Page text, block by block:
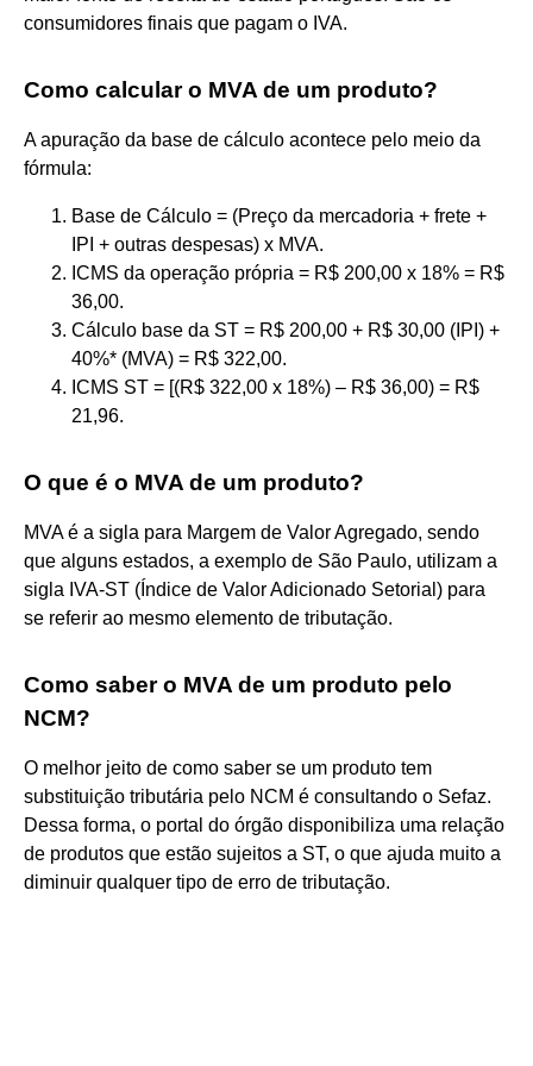
consumidores finais que pagam o IVA.
Como calcular o MVA de um produto?
A apuração da base de cálculo acontece pelo meio da
fórmula:
Base de Cálculo = (Preço da mercadoria + frete +
IPI + outras despesas) x MVA.
ICMS da operação própria = R$ 200,00 x 18% = R$
36,00.
Cálculo base da ST = R$ 200,00 + R$ 30,00 (IPI) +
40%* (MVA) = R$ 322,00.
ICMS ST = [(R$ 322,00 x 18%) – R$ 36,00) = R$
21,96.
O que é o MVA de um produto?
MVA é a sigla para Margem de Valor Agregado, sendo
que alguns estados, a exemplo de São Paulo, utilizam a
sigla IVA-ST (Índice de Valor Adicionado Setorial) para
se referir ao mesmo elemento de tributação.
Como saber o MVA de um produto pelo
NCM?
O melhor jeito de como saber se um produto tem
substituição tributária pelo NCM é consultando o Sefaz.
Dessa forma, o portal do órgão disponibiliza uma relação
de produtos que estão sujeitos a ST, o que ajuda muito a
diminuir qualquer tipo de erro de tributação.